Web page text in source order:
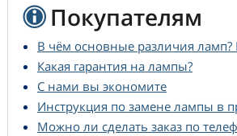
Покупателям
В чём основные различия ламп?
Какая гарантия на лампы?
С нами вы экономите
Инструкция по замене лампы в
Можно ли сделать заказ по